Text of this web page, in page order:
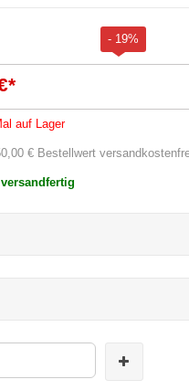
- 19%
*
auf Lager
€ Bestellwert